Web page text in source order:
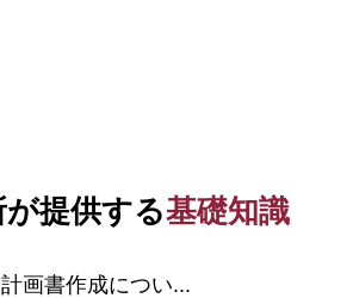
提供する基礎知識
画書作成につい...